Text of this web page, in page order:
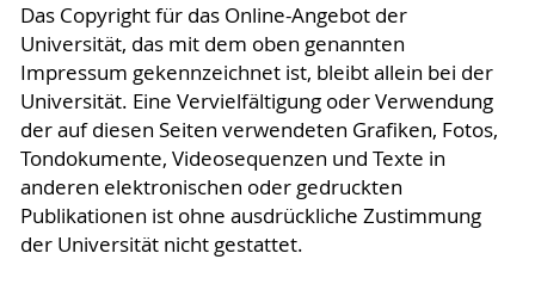
Das Copyright für das Online-Angebot der
Universität, das mit dem oben genannten
Impressum gekennzeichnet ist, bleibt allein bei der
Universität. Eine Vervielfältigung oder Verwendung
der auf diesen Seiten verwendeten Grafiken, Fotos,
Tondokumente, Videosequenzen und Texte in
anderen elektronischen oder gedruckten
Publikationen ist ohne ausdrückliche Zustimmung
der Universität nicht gestattet.